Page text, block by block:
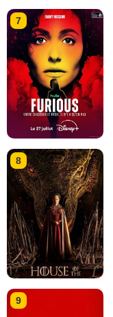
7
8
9